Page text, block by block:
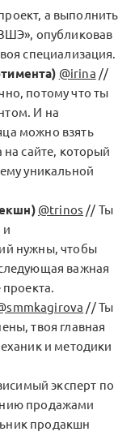
а выполнить
опубликовав
специализация.
@irina //
потому что ты
И на
можно взять
на сайте, который
уникальной
@trinos // Ты
и
нужны, чтобы
важная
проекта.
// Ты
твоя главная
и методики
эксперт по
продажами
продакшн